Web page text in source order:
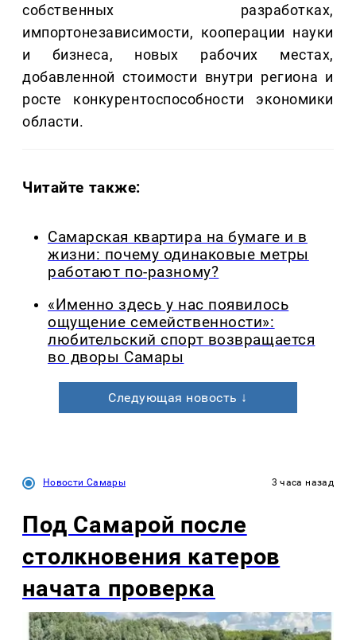
собственных разработках,
импортонезависимости, кооперации науки
и бизнеса, новых рабочих местах,
добавленной стоимости внутри региона и
росте конкурентоспособности экономики
области.
Читайте также:
Самарская квартира на бумаге и в
жизни: почему одинаковые метры
работают по-разному?
«Именно здесь у нас появилось
ощущение семейственности»:
любительский спорт возвращается
во дворы Самары
Следующая новость ↓
Новости Самары 3 часа назад
Под Самарой после
столкновения катеров
начата проверка